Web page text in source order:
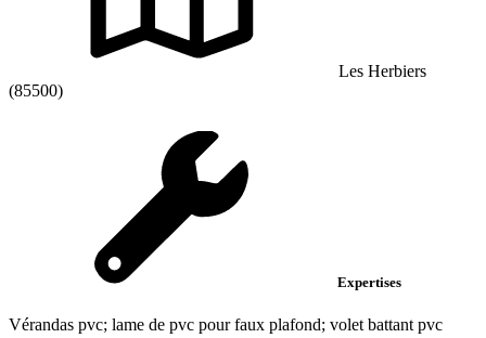
Les Herbiers
(85500)
Expertises
Vérandas pvc; lame de pvc pour faux plafond; volet battant pvc